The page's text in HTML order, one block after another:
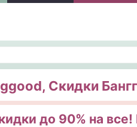
Скидки
до 90% на